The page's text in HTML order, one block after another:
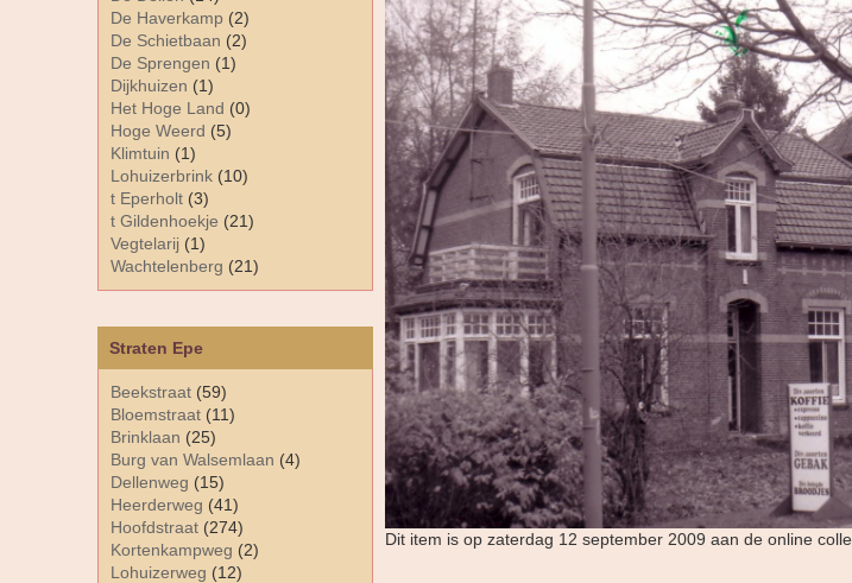
Straten Epe
Beekstraat (59)
Bloemstraat (11)
Brinklaan (25)
Burg van Walsemlaan (4)
Dellenweg (15)
Heerderweg (41)
Hoofdstraat (274)
Kortenkampweg (2)
Lohuizerweg (12)
De Haverkamp (2)
De Schietbaan (2)
De Sprengen (1)
Dijkhuizen (1)
Het Hoge Land (0)
Hoge Weerd (5)
Klimtuin (1)
Lohuizerbrink (10)
t Eperholt (3)
t Gildenhoekje (21)
Vegtelarij (1)
Wachtelenberg (21)
Dit item is op zaterdag 12 september 2009 aan de online